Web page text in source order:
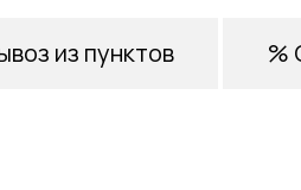
из пунктов %